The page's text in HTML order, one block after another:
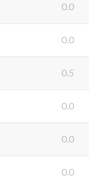
0.0
0.0
0.5
0.0
0.0
0.0